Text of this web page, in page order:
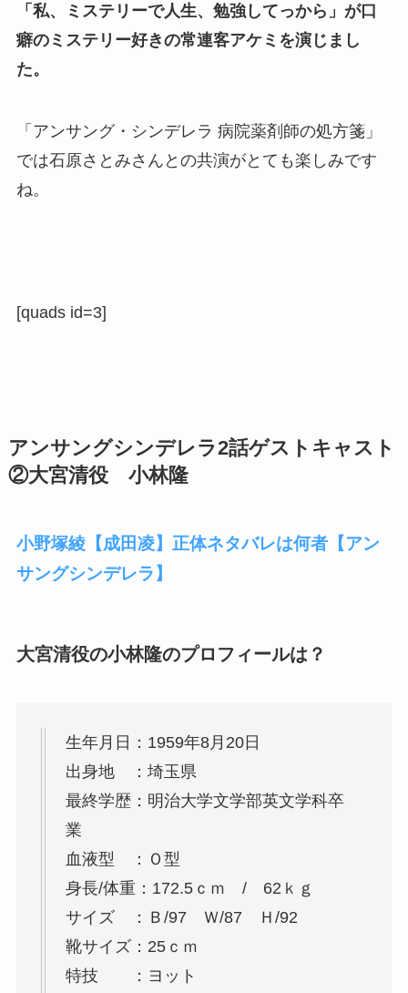
「私、ミステリーで人生、勉強してっから」が口
癖のミステリー好きの常連客アケミを演じまし
た。
「アンサング・シンデレラ 病院薬剤師の処方箋」
では石原さとみさんとの共演がとても楽しみです
ね。
[quads id=3]
アンサングシンデレラ2話ゲストキャスト
②大宮清役 小林隆
小野塚綾【成田凌】正体ネタバレは何者【アン
サングシンデレラ】
大宮清役の小林隆のプロフィールは？
生年月日：1959年8月20日
出身地 ：埼玉県
最終学歴：明治大学文学部英文学科卒
業
血液型 ：Ｏ型
身長/体重：172.5ｃｍ / 62ｋｇ
サイズ ：Ｂ/97 Ｗ/87 Ｈ/92
靴サイズ：25ｃｍ
特技 ：ヨット